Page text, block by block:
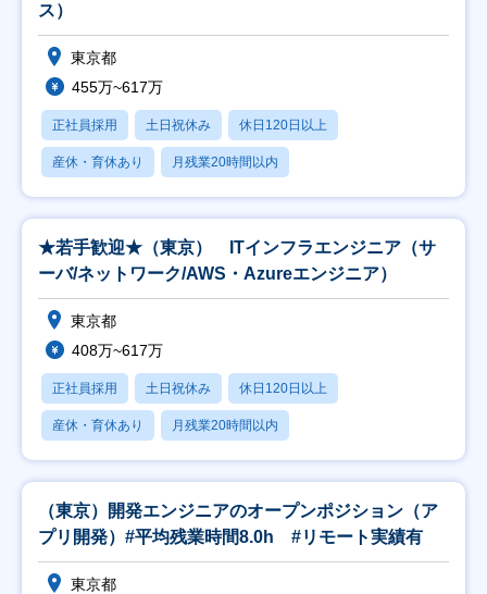
ス）
東京都
455万~617万
正社員採用 土日祝休み 休日120日以上
産休・育休あり 月残業20時間以内
★若手歓迎★（東京） ITインフラエンジニア（サ
ーバ/ネットワーク/AWS・Azureエンジニア）
東京都
408万~617万
正社員採用 土日祝休み 休日120日以上
産休・育休あり 月残業20時間以内
（東京）開発エンジニアのオープンポジション（ア
プリ開発）#平均残業時間8.0h #リモート実績有
東京都